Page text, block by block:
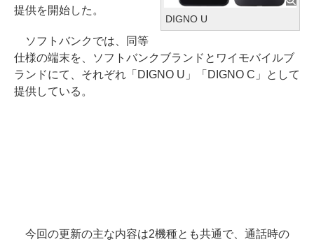
DIGNO U
提供を開始した。
ソフトバンクでは、同等
仕様の端末を、ソフトバンクブランドとワイモバイルブ
ランドにて、それぞれ「DIGNO U」「DIGNO C」として
提供している。
今回の更新の主な内容は2機種とも共通で、通話時の